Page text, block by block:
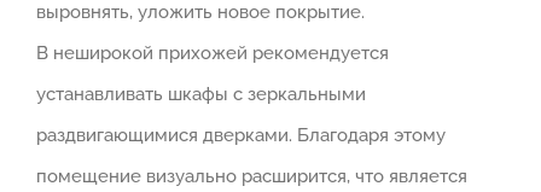
выровнять, уложить новое покрытие.
В неширокой прихожей рекомендуется
устанавливать шкафы с зеркальными
раздвигающимися дверками. Благодаря этому
помещение визуально расширится, что является